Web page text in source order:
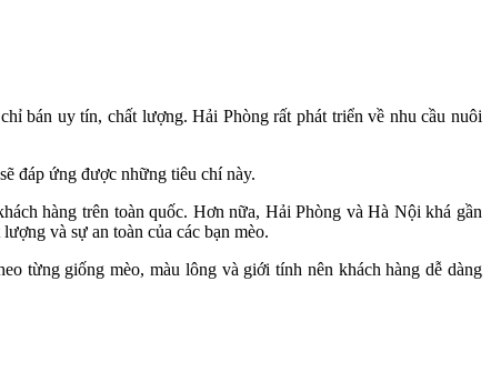
bán uy tín, chất lượng. Hải Phòng rất phát triển về nhu cầu nuôi
đáp ứng được những tiêu chí này.
hàng trên toàn quốc. Hơn nữa, Hải Phòng và Hà Nội khá gần
và sự an toàn của các bạn mèo.
từng giống mèo, màu lông và giới tính nên khách hàng dễ dàng